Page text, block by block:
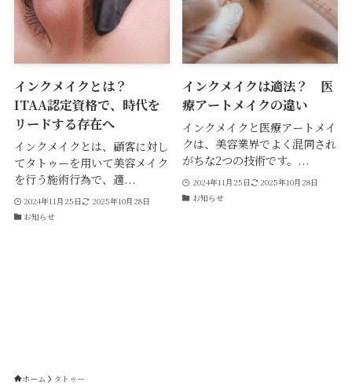
インクメイクとは？
ITAA認定資格で、時代を
リードする存在へ
インクメイクとは、顧客に対し
てタトゥーを用いて美容メイク
を行う施術行為で、適...
2024年11月25日
2025年10月28日
お知らせ
インクメイクは適法？ 医
療アートメイクの違い
インクメイクと医療アートメイ
クは、美容業界でよく混同され
がちな2つの技術です。...
2024年11月25日
2025年10月28日
お知らせ
ホーム タトゥー